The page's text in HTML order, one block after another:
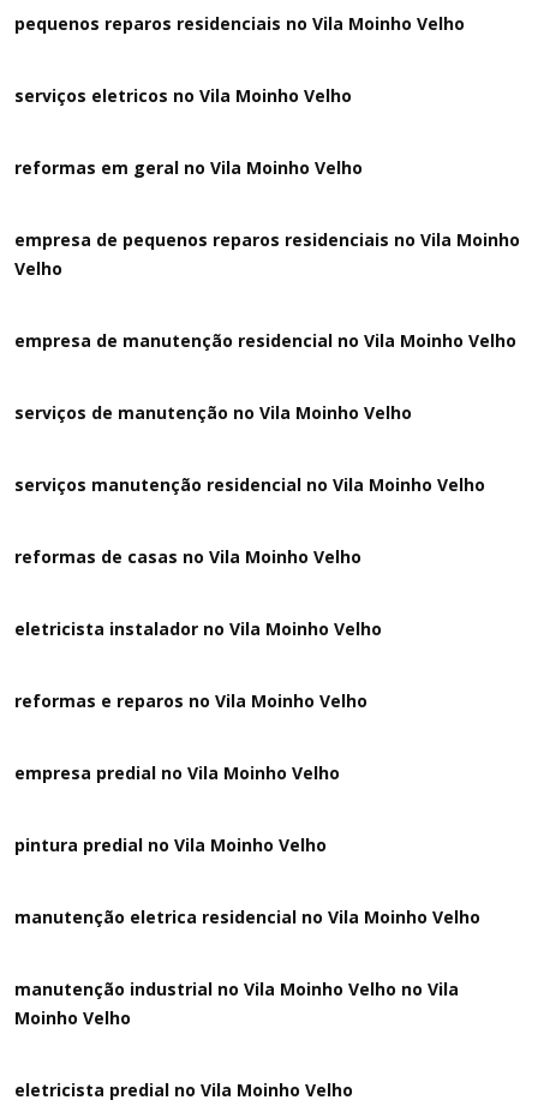
pequenos reparos residenciais no Vila Moinho Velho
serviços eletricos no Vila Moinho Velho
reformas em geral no Vila Moinho Velho
empresa de pequenos reparos residenciais no Vila Moinho
Velho
empresa de manutenção residencial no Vila Moinho Velho
serviços de manutenção no Vila Moinho Velho
serviços manutenção residencial no Vila Moinho Velho
reformas de casas no Vila Moinho Velho
eletricista instalador no Vila Moinho Velho
reformas e reparos no Vila Moinho Velho
empresa predial no Vila Moinho Velho
pintura predial no Vila Moinho Velho
manutenção eletrica residencial no Vila Moinho Velho
manutenção industrial no Vila Moinho Velho no Vila
Moinho Velho
eletricista predial no Vila Moinho Velho